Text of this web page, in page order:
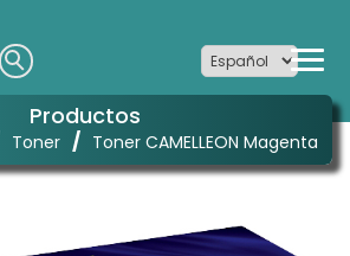
Productos
Toner / Toner CAMELLEON Magenta